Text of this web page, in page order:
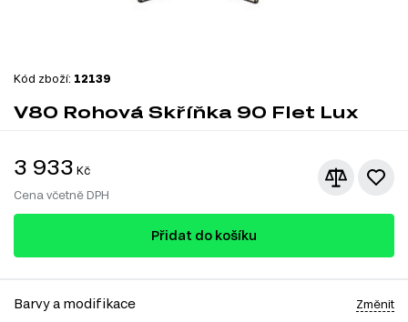
Kód zboží: 12139
V80 Rohová Skříňka 90 Flet Lux
3 933 Kč
Cena včetně DPH
Přidat do košíku
Barvy a modifikace Změnit